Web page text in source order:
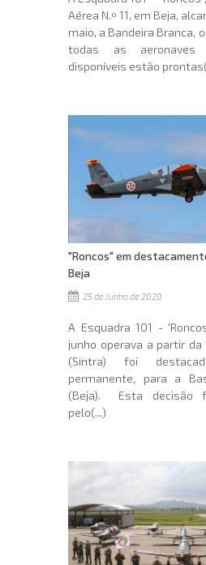
Aérea N.º 11, em Beja,
maio, a Bandeira Branca,
todas as aeronaves
disponíveis estão
"Roncos" em
Beja
25 de Junho de 2020
A Esquadra 101 -
junho operava a partir da
(Sintra) foi
permanente, para a
(Beja). Esta decisão
pelo(...)